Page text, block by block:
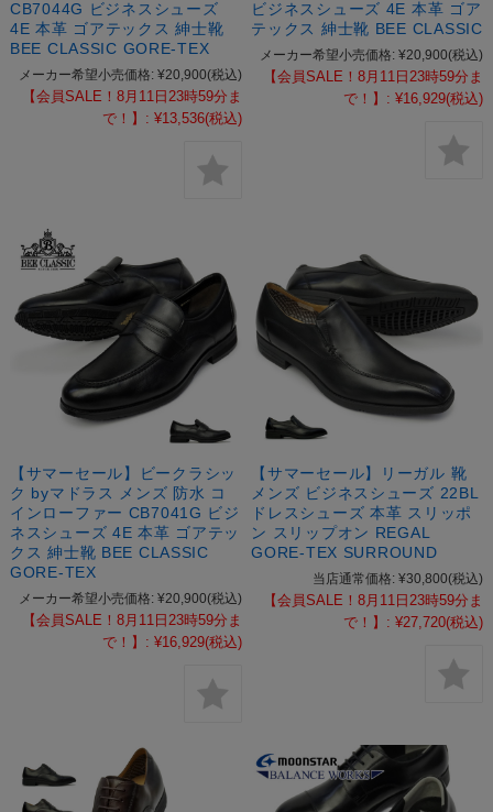
CB7044G ビジネスシューズ
4E 本革 ゴアテックス 紳士靴
BEE CLASSIC GORE-TEX
メーカー希望小売価格: ¥20,900(税込)
【会員SALE！8月11日23時59分ま
で！】: ¥13,536(税込)
ビジネスシューズ 4E 本革 ゴア
テックス 紳士靴 BEE CLASSIC
メーカー希望小売価格: ¥20,900(税込)
【会員SALE！8月11日23時59分ま
で！】: ¥16,929(税込)
【サマーセール】ビークラシッ
ク byマドラス メンズ 防水 コ
インローファー CB7041G ビジ
ネスシューズ 4E 本革 ゴアテッ
クス 紳士靴 BEE CLASSIC
GORE-TEX
メーカー希望小売価格: ¥20,900(税込)
【会員SALE！8月11日23時59分ま
で！】: ¥16,929(税込)
【サマーセール】リーガル 靴
メンズ ビジネスシューズ 22BL
ドレスシューズ 本革 スリッポ
ン スリップオン REGAL
GORE-TEX SURROUND
当店通常価格: ¥30,800(税込)
【会員SALE！8月11日23時59分ま
で！】: ¥27,720(税込)